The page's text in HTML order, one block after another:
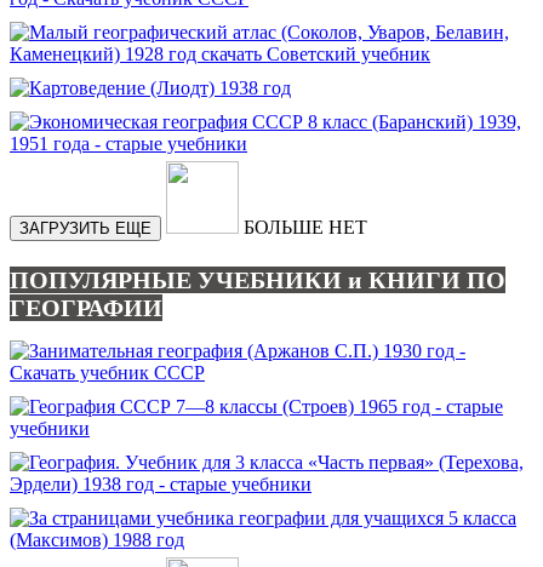
ЗАГРУЗИТЬ ЕЩЕ БОЛЬШЕ НЕТ
ПОПУЛЯРНЫЕ УЧЕБНИКИ и КНИГИ ПО
ГЕОГРАФИИ